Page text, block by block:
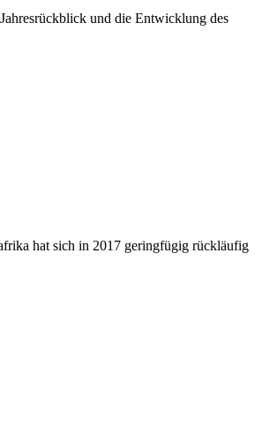
und die Entwicklung des
hat sich in 2017 geringfügig rückläufig